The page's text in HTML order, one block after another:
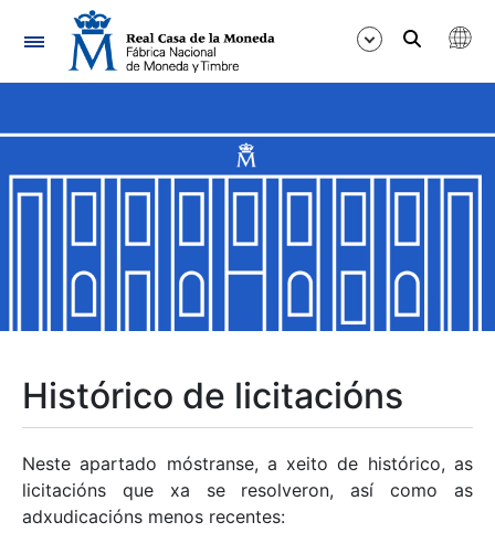
Navegación
Mostrar/Ocultar
Mostrar/Ocultar
Mostrar/Ocultar
Histórico de licitacións
Neste apartado móstranse, a xeito de histórico, as
licitacións que xa se resolveron, así como as
adxudicacións menos recentes: